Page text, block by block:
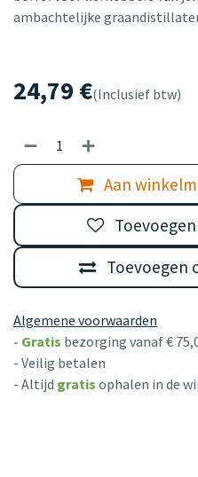
ambachtelijke
24,79 €(Inclusief btw)
Aan
Toevoegen
Algemene voorwaarden
- Gratis bezorging vanaf €
- Veilig betalen
- Altijd gratis ophalen in de